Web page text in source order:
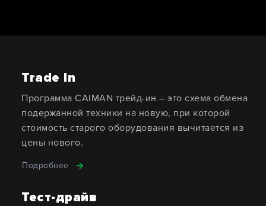
Trade In
Программа CAIMAN трейд-ин – это схема обмена
подержанной техники на новую, при которой
стоимость старого оборудования вычитается из
цены нового.
Подробнее
Тест-драйв